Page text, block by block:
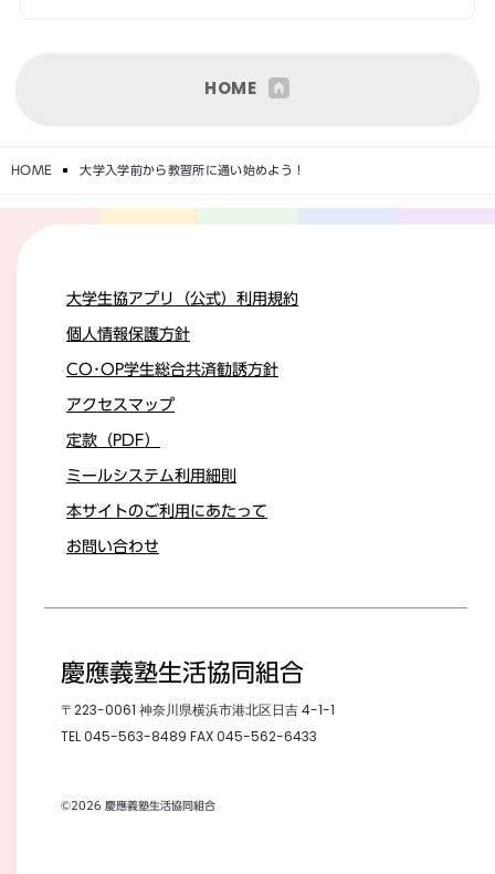
HOME
HOME 大学入学前から教習所に通い始めよう！
大学生協アプリ（公式）利用規約
個人情報保護方針
CO･OP学生総合共済勧誘方針
アクセスマップ
定款（PDF）
ミールシステム利用細則
本サイトのご利用にあたって
お問い合わせ
慶應義塾生活協同組合
〒223-0061 神奈川県横浜市港北区日吉 4-1-1
TEL045-563-8489 FAX 045-562-6433
©2026 慶應義塾生活協同組合